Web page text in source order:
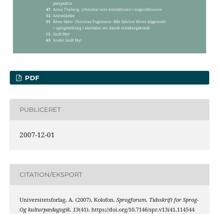
PDF
PUBLICERET
2007-12-01
CITATION/EKSPORT
Universitetsforlag, A. (2007). Kolofon. Sprogforum. Tidsskrift for Sprog-
Og kulturpædagogik, 13(41). https://doi.org/10.7146/spr.v13i41.114544